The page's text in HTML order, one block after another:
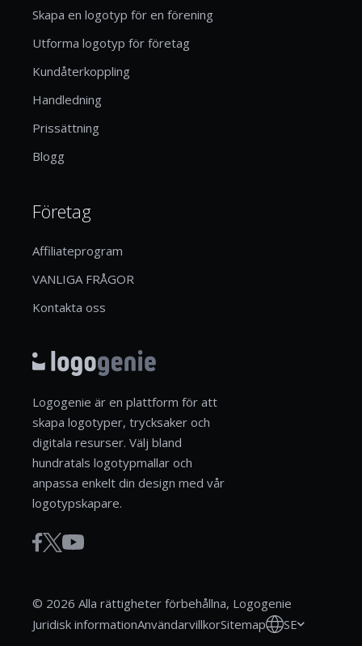
Skapa en logotyp för en förening
Utforma logotyp för företag
Kundåterkoppling
Handledning
Prissättning
Blogg
Företag
Affiliateprogram
VANLIGA FRÅGOR
Kontakta oss
Logogenie är en plattform för att
skapa logotyper, trycksaker och
digitala resurser. Välj bland
hundratals logotypmallar och
anpassa enkelt din design med vår
logotypskapare.
© 2026 Alla rättigheter förbehållna, Logogenie
Juridisk informationAnvändarvillkorSitemap SE